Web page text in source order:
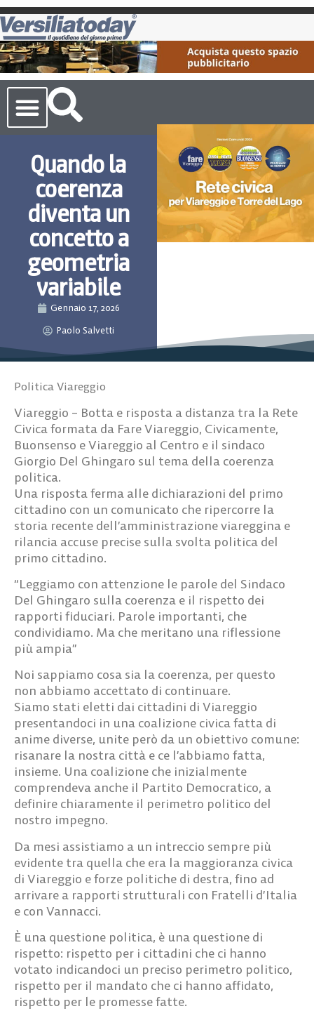
Quando la
coerenza
diventa un
concetto a
geometria
variabile
Gennaio 17, 2026
Paolo Salvetti
Politica Viareggio
Viareggio – Botta e risposta a distanza tra la Rete
Civica formata da Fare Viareggio, Civicamente,
Buonsenso e Viareggio al Centro e il sindaco
Giorgio Del Ghingaro sul tema della coerenza
politica.
Una risposta ferma alle dichiarazioni del primo
cittadino con un comunicato che ripercorre la
storia recente dell’amministrazione viareggina e
rilancia accuse precise sulla svolta politica del
primo cittadino.
“Leggiamo con attenzione le parole del Sindaco
Del Ghingaro sulla coerenza e il rispetto dei
rapporti fiduciari. Parole importanti, che
condividiamo. Ma che meritano una riflessione
più ampia”
Noi sappiamo cosa sia la coerenza, per questo
non abbiamo accettato di continuare.
Siamo stati eletti dai cittadini di Viareggio
presentandoci in una coalizione civica fatta di
anime diverse, unite però da un obiettivo comune:
risanare la nostra città e ce l’abbiamo fatta,
insieme. Una coalizione che inizialmente
comprendeva anche il Partito Democratico, a
definire chiaramente il perimetro politico del
nostro impegno.
Da mesi assistiamo a un intreccio sempre più
evidente tra quella che era la maggioranza civica
di Viareggio e forze politiche di destra, fino ad
arrivare a rapporti strutturali con Fratelli d’Italia
e con Vannacci.
È una questione politica, è una questione di
rispetto: rispetto per i cittadini che ci hanno
votato indicandoci un preciso perimetro politico,
rispetto per il mandato che ci hanno affidato,
rispetto per le promesse fatte.